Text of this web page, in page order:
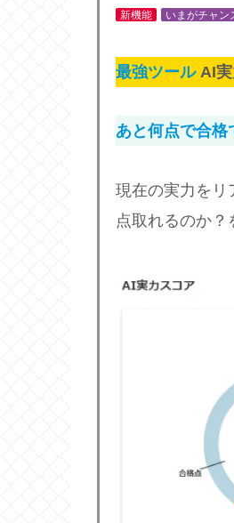
新機能 いまがチャン
最強ツール AI
あと何点で合格
現在の実力をリ
点取れるのか？